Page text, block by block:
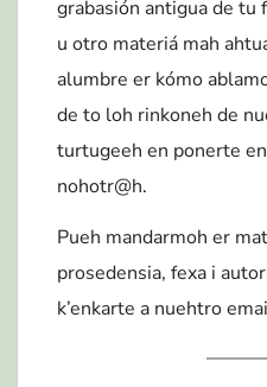
grabasión antigua de tu
u otro materiá mah
alumbre er kómo
de to loh rinkoneh de
turtugeeh en ponerte
nohotr@h.
Pueh mandarmoh er
prosedensia, fexa i
k’enkarte a nuehtro